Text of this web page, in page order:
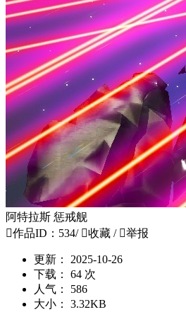
阿特拉斯 惩戒舰
作品ID：534/ 收藏 / 举报
更新：
2025-10-26
下载：
64 次
人气：
586
大小：
3.32KB